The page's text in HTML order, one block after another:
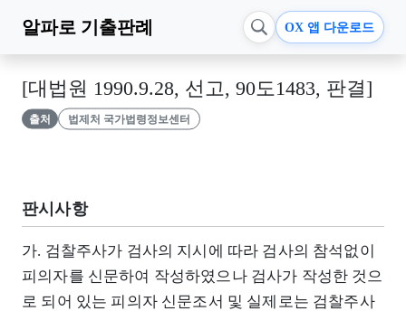
알파로 기출판례 OX 앱 다운로드
[대법원 1990.9.28, 선고, 90도1483, 판결]
출처 법제처 국가법령정보센터
판시사항
가. 검찰주사가 검사의 지시에 따라 검사의 참석없이
피의자를 신문하여 작성하였으나 검사가 작성한 것으
로 되어 있는 피의자 신문조서 및 실제로는 검찰주사